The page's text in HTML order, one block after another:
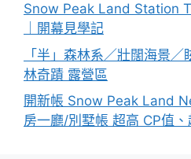
Snow Peak Land Station
｜開幕見學記
「半」森林系／壯闊海景
林奇蹟 露營區
開新帳 Snow Peak Land
房一廳/別墅帳 超高 CP值